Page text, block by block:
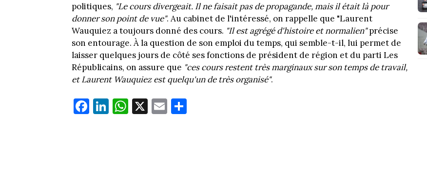
politiques, "Le cours divergeait. Il ne faisait pas de propagande, mais il était là pour
donner son point de vue". Au cabinet de l'intéressé, on rappelle que "Laurent
Wauquiez a toujours donné des cours. "Il est agrégé d'histoire et normalien"précise
son entourage. À la question de son emploi du temps, qui semble-t-il, lui permet de
laisser quelques jours de côté ses fonctions de président de région et du parti Les
Républicains, on assure que "ces cours restent très marginaux sur son temps de travail,
et Laurent Wauquiez est quelqu'un de très organisé".
Fa
ce
Li
nk
W
ha
X E
m